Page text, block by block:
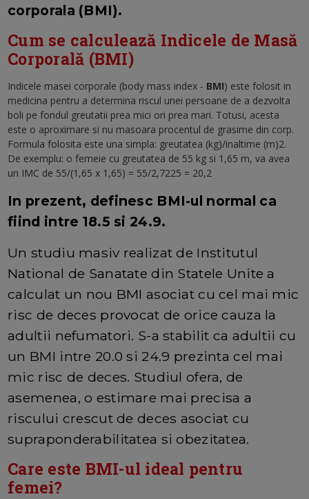
corporala (BMI).
Cum se calculează Indicele de Masă
Corporală (BMI)
Indicele masei corporale (body mass index - BMI) este folosit in
medicina pentru a determina riscul unei persoane de a dezvolta
boli pe fondul greutatii prea mici ori prea mari. Totusi, acesta
este o aproximare si nu masoara procentul de grasime din corp.
Formula folosita este una simpla: greutatea (kg)/inaltime (m)2.
De exemplu: o femeie cu greutatea de 55 kg si 1,65 m, va avea
un IMC de 55/(1,65 x 1,65) = 55/2,7225 = 20,2
In prezent, definesc BMI-ul normal ca
fiind intre 18.5 si 24.9.
Un studiu masiv realizat de Institutul
National de Sanatate din Statele Unite a
calculat un nou BMI asociat cu cel mai mic
risc de deces provocat de orice cauza la
adultii nefumatori. S-a stabilit ca adultii cu
un BMI intre 20.0 si 24.9 prezinta cel mai
mic risc de deces. Studiul ofera, de
asemenea, o estimare mai precisa a
riscului crescut de deces asociat cu
supraponderabilitatea si obezitatea.
Care este BMI-ul ideal pentru
femei?